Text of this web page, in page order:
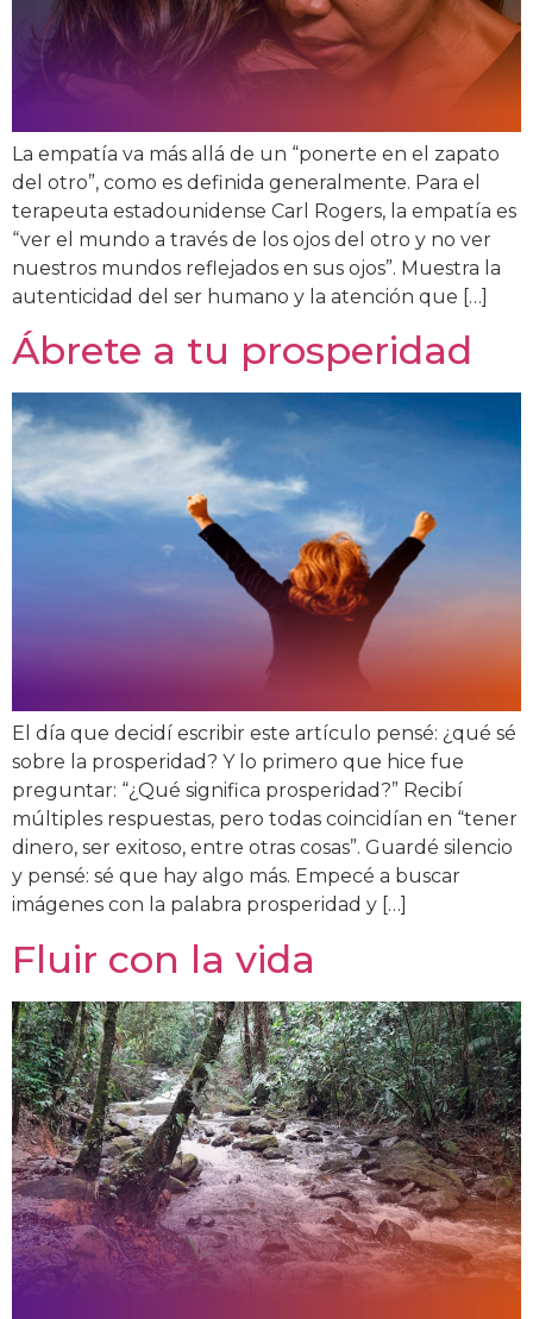
La empatía va más allá de un “ponerte en el zapato
del otro”, como es definida generalmente. Para el
terapeuta estadounidense Carl Rogers, la empatía es
“ver el mundo a través de los ojos del otro y no ver
nuestros mundos reflejados en sus ojos”. Muestra la
autenticidad del ser humano y la atención que […]
Ábrete a tu prosperidad
El día que decidí escribir este artículo pensé: ¿qué sé
sobre la prosperidad? Y lo primero que hice fue
preguntar: “¿Qué significa prosperidad?” Recibí
múltiples respuestas, pero todas coincidían en “tener
dinero, ser exitoso, entre otras cosas”. Guardé silencio
y pensé: sé que hay algo más. Empecé a buscar
imágenes con la palabra prosperidad y […]
Fluir con la vida